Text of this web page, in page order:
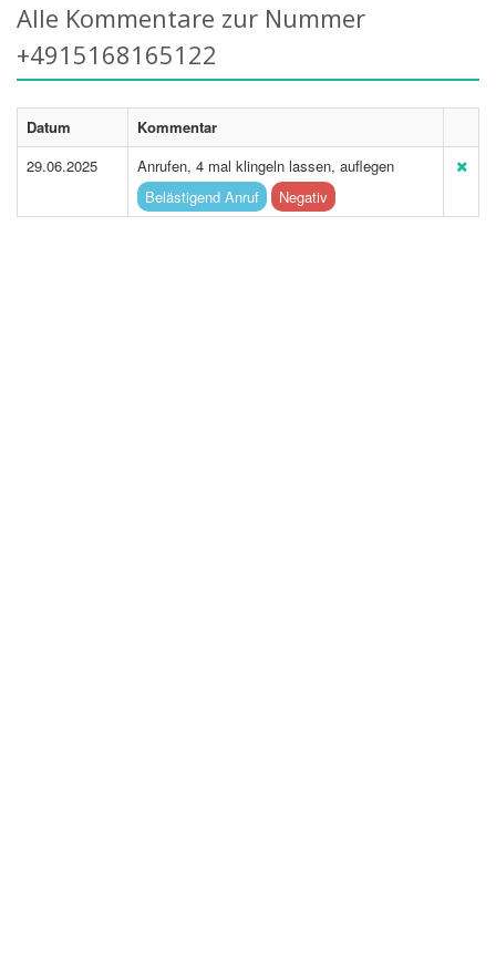
Alle Kommentare zur Nummer
+4915168165122
Datum
Kommentar
29.06.2025
Anrufen, 4 mal klingeln lassen, auflegen
Belästigend Anruf
Negativ